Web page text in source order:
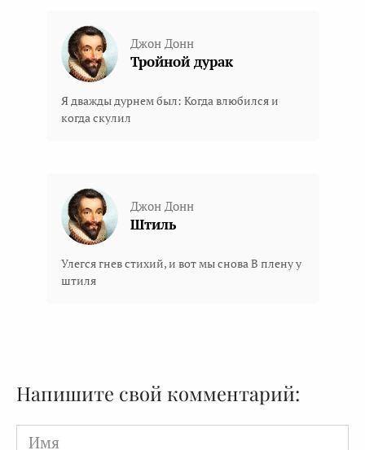
Джон Донн
Тройной дурак
Я дважды дурнем был: Когда влюбился и
когда скулил
Джон Донн
Штиль
Улегся гнев стихий, и вот мы снова В плену у
штиля
Напишите свой комментарий:
Имя